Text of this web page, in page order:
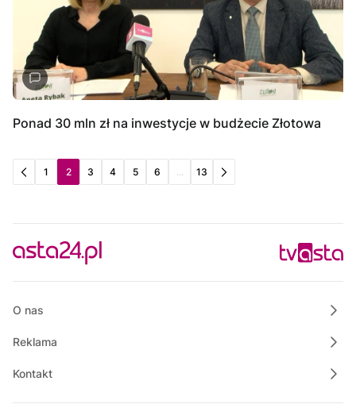
Ponad 30 mln zł na inwestycje w budżecie Złotowa
1 2 3 4 5 6 13
O nas
Reklama
Kontakt